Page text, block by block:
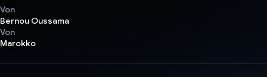
Von
Bernou Oussama
Von
Marokko